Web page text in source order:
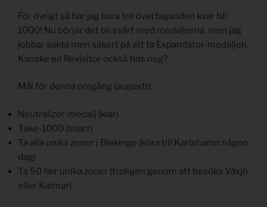
För övrigt så har jag bara tre övertaganden kvar till
1000! Nu börjar det bli svårt med medaljerna, men jag
jobbar sakta men säkert på att ta Expandator-medaljen.
Kanske en Revisitor också tids nog?
Mål för denna omgång (augusti):
Neutralizer-medalj (klar)
Take-1000 (snart)
Ta alla unika zoner i Blekinge (köra till Karlshamn någon
dag)
Ta 50 fler unika zoner (troligen genom att besöka Växjö
eller Kalmar)